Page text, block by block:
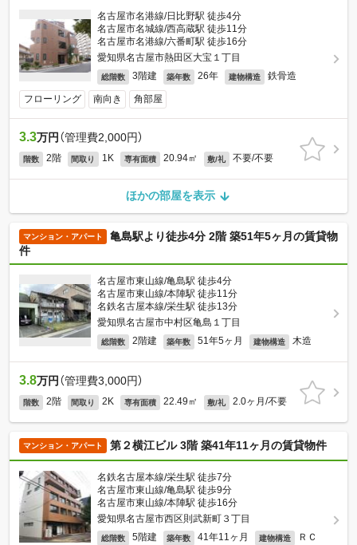
名古屋市名港線/日比野駅 徒歩4分
名古屋市名城線/西高蔵駅 徒歩11分
名古屋市名港線/六番町駅 徒歩16分
愛知県名古屋市熱田区大宝１丁目
総階数 3階建 築年数 26年 建物構造 鉄骨造
フローリング 南向き 角部屋
3.3万円 （管理費2,000円）
階数 2階 間取り 1K 専有面積 20.94㎡ 敷/礼 不要/不要
ほかの部屋を表示
マンション・アパート
亀島駅より徒歩4分 2階 築51年5ヶ月の賃貸物
件
名古屋市東山線/亀島駅 徒歩4分
名古屋市東山線/本陣駅 徒歩11分
名鉄名古屋本線/栄生駅 徒歩13分
愛知県名古屋市中村区亀島１丁目
総階数 2階建 築年数 51年5ヶ月 建物構造 木造
3.8万円 （管理費3,000円）
階数 2階 間取り 2K 専有面積 22.49㎡ 敷/礼 2.0ヶ月/不要
マンション・アパート 第２横江ビル 3階 築41年11ヶ月の賃貸物件
名鉄名古屋本線/栄生駅 徒歩7分
名古屋市東山線/亀島駅 徒歩9分
名古屋市東山線/本陣駅 徒歩16分
愛知県名古屋市西区則武新町３丁目
総階数 5階建 築年数 41年11ヶ月 建物構造 ＲＣ